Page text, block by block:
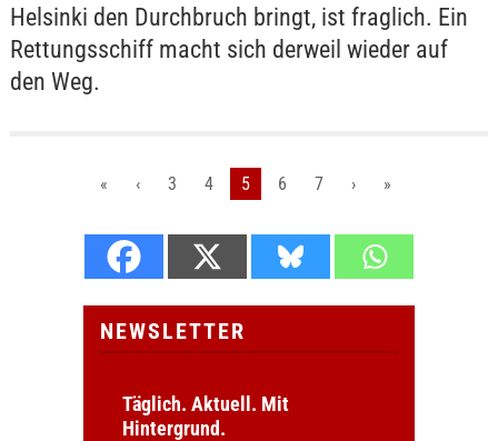
Helsinki den Durchbruch bringt, ist fraglich. Ein
Rettungsschiff macht sich derweil wieder auf
den Weg.
« ‹ 3 4 5 6 7 › »
NEWSLETTER
Täglich. Aktuell. Mit
Hintergrund.